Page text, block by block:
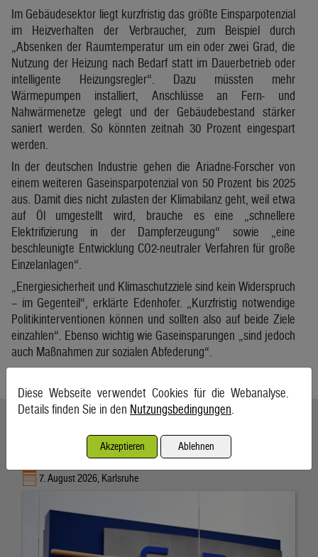
Im Gebäudesektor liegt kurzfristig das größte Einsparpotenzial
im Heizverhalten der Verbraucher, zum Beispiel durch
„Absenken der Raumtemperatur um ein oder zwei Grad, die
Nutzung der Heizung nach Bedarf statt im Dauerbetrieb oder
intelligente Heizungsregler“. Dazu müssten mehr
Wärmepumpen installiert, Anschlüsse an Fern- und
Nahwärmenetze gelegt und der Gebäudebestand stärker
saniert werden. So könnten zeitnah 30 Prozent eingespart
werden.
In der deutschen Industrie gehen die Ariadne-Forscher von
einem weiteren Gaseinsparpotenzial von 50 Prozent bis 2025
aus. Damit dies nicht zulasten der Klimabilanz geht, weil etwa
auf Öl umgestellt wird, brauche es eine „schnellere
Elektrifizierung in der Dampferzeugung“ sowie „eine
beschleunigte Entwicklung CO2-neutraler Verfahren für große
Einzelanlagen“.
„Energiesicherheit und Klimaschutzziele sind kein Widerspruch
– im Gegenteil“, erklärte Edenhofer. „Kurzfristig notwendige
Politikinterventionen können und sollten also auf beide Ziele
einzahlen“. Ebenso wichtig wie Gaseinsparungen „sind jedoch
auch Maßnahmen zur sozialen Abfederung“.
Ähnliche Artikel weiterlesen
EnBW bestätigt Jahresprognose trotz Gewinnrückgangs
7. August 2026, Karlsruhe
Diese Webseite verwendet Cookies für die Webanalyse.
Details finden Sie in den Nutzungsbedingungen.
Akzeptieren Ablehnen